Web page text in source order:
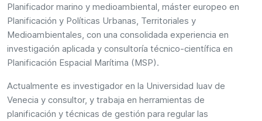
Planificador marino y medioambiental, máster europeo en
Planificación y Políticas Urbanas, Territoriales y
Medioambientales, con una consolidada experiencia en
investigación aplicada y consultoría técnico-científica en
Planificación Espacial Marítima (MSP).
Actualmente es investigador en la Universidad Iuav de
Venecia y consultor, y trabaja en herramientas de
planificación y técnicas de gestión para regular las